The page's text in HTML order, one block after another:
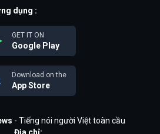
dụng :
GET IT ON
Google Play
Download on the
App Store
- Tiếng nói người Việt toàn cầu